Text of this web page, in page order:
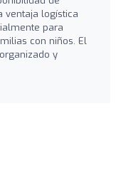
ventaja logística
para
con niños. El
y